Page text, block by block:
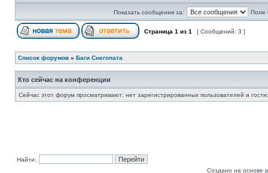
Показать сообщения за: Поле
Страница 1 из 1 [ Сообщений: 3 ]
Список форумов » Баги Снегопата
Кто сейчас на конференции
Сейчас этот форум просматривают: нет зарегистрированных пользователей и
Найти:
Создано на основе